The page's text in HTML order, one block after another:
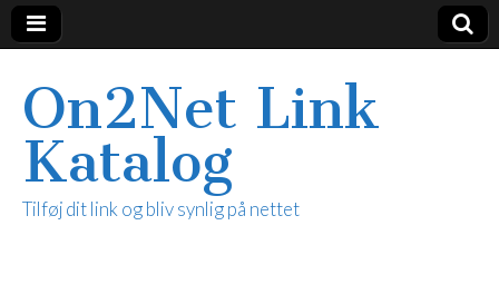
On2Net Link
Katalog
Tilføj dit link og bliv synlig på nettet